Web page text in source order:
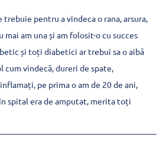
trebuie pentru a vindeca o rana, arsura,
mai am una și am folosit-o cu succes
și toți diabetici ar trebui sa o aibă
cum vindecă, dureri de spate,
pe prima o am de 20 de ani,
spital era de amputat, merita toți